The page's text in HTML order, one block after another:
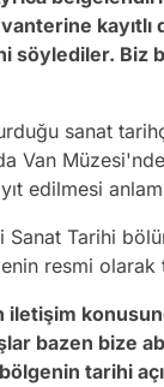
Biz
sanat
Van
edilmesi
Sanat Tarihi
resmi olarak
iletişim
bazen bize
tarihi